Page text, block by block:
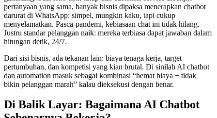
pertanyaan yang sama, banyak bisnis dipaksa menerapkan chatbot
darurat di WhatsApp: simpel, mungkin kaku, tapi cukup
menyelamatkan. Pasca-pandemi, kebiasaan chat ini tidak hilang.
Justru standar pelanggan naik: mereka terbiasa dapat jawaban dalam
hitungan detik, 24/7.
Dari sisi bisnis, ada tekanan lain: biaya tenaga kerja, target
pertumbuhan, dan kompetisi yang kian brutal. Di sinilah AI chatbot
dan automation masuk sebagai kombinasi “hemat biaya + tidak
bikin pelanggan marah” kalau dieksekusi dengan benar.
Di Balik Layar: Bagaimana AI Chatbot